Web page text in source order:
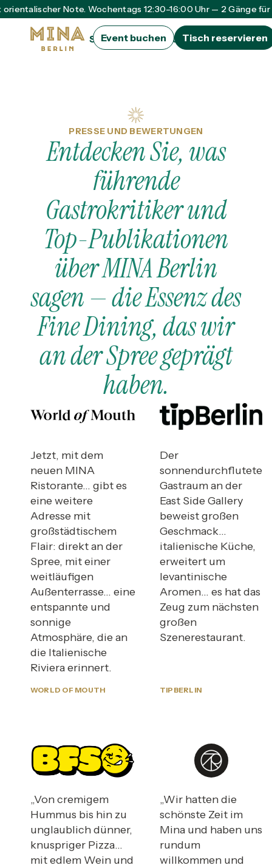
Note. Wochentags 12:30–16:00 Uhr — 2 Gänge für
SpeisekarteÜber unsPrivate Dining
Event buchen Tisch reservieren
PRESSE UND BEWERTUNGEN
Entdecken Sie, was
führende
Gastrokritiker und
Top-Publikationen
über MINA Berlin
sagen — die Essenz des
Fine Dining, das wir
an der Spree geprägt
haben.
Jetzt, mit dem
neuen MINA
Ristorante… gibt es
eine weitere
Adresse mit
großstädtischem
Flair: direkt an der
Spree, mit einer
weitläufigen
Außenterrasse… eine
entspannte und
sonnige
Atmosphäre, die an
die Italienische
Riviera erinnert.
WORLD OF MOUTH
Der
sonnendurchflutete
Gastraum an der
East Side Gallery
beweist großen
Geschmack…
italienische Küche,
erweitert um
levantinische
Aromen… es hat das
Zeug zum nächsten
großen
Szenerestaurant.
TIPBERLIN
„Von cremigem
Hummus bis hin zu
unglaublich dünner,
knuspriger Pizza…
mit edlem Wein und
„Wir hatten die
schönste Zeit im
Mina und haben uns
rundum
willkommen und